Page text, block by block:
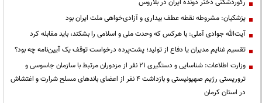
رکوردشکنی دختر دونده ایران در بلاروس
پزشکیان: مشروطه نقطه عطف بیداری و آزادی‌خواهی ملت ایران بود
آیت‌الله جوادی آملی: با هرکس که وحدت ملی و اسلامی را بشکند، باید مقابله کرد
تقسیم غنایم مدیران یا دفاع از تولید؛ پشت‌پرده درخواست توقف یک آیین‌نامه چه بود؟
وزارت اطلاعات: شناسایی و دستگیری ۲۱ نفر از مزدوران مرتبط با سازمان جاسوسی و
تروریستی رژیم صهیونیستی و بازداشت ۴ نفر از اعضای باندهای مسلح شرارت و اغتشاش
در استان کرمان